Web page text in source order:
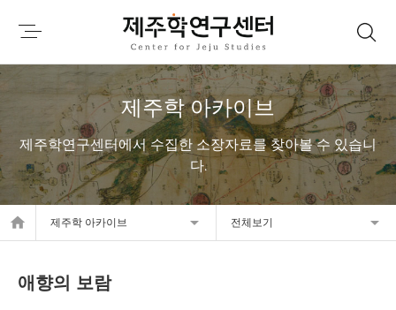
제주학 아카이브
제주학연구센터에서 수집한 소장자료를 찾아볼 수 있습니
다.
home 제주학 아카이브 전체보기
애향의 보람